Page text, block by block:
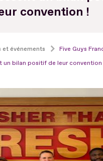
convention !
et événements
Five Guys
un bilan positif de leur convention